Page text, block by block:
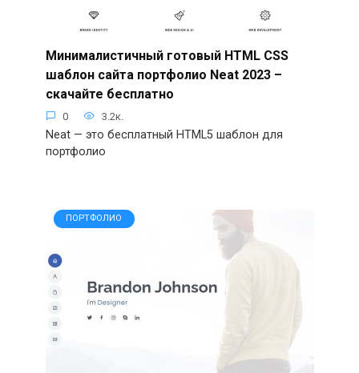
Минималистичный готовый HTML CSS
шаблон сайта портфолио Neat 2023 –
скачайте бесплатно
0 3.2к.
Neat — это бесплатный HTML5 шаблон для
портфолио
ПОРТФОЛИО